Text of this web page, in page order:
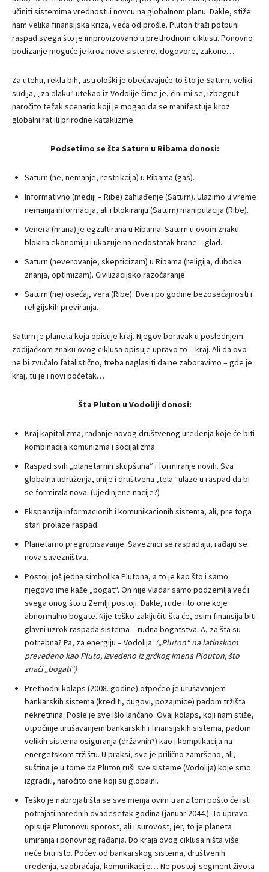
učiniti sistemima vrednosti i novcu na globalnom planu. Dakle, stiže
nam velika finansijska kriza, veća od prošle. Pluton traži potpuni
raspad svega što je improvizovano u prethodnom ciklusu. Ponovno
podizanje moguće je kroz nove sisteme, dogovore, zakone…
Za utehu, rekla bih, astrološki je obećavajuće to što je Saturn, veliki
sudija, „za dlaku“ utekao iz Vodolije čime je, čini mi se, izbegnut
naročito težak scenario koji je mogao da se manifestuje kroz
globalni rat ili prirodne kataklizme.
Podsetimo se šta Saturn u Ribama donosi:
Saturn (ne, nemanje, restrikcija) u Ribama (gas).
Informativno (mediji – Ribe) zahlađenje (Saturn). Ulazimo u vreme
nemanja informacija, ali i blokiranju (Saturn) manipulacija (Ribe).
Venera (hrana) je egzaltirana u Ribama. Saturn u ovom znaku
blokira ekonomiju i ukazuje na nedostatak hrane – glad.
Saturn (neverovanje, skepticizam) u Ribama (religija, duboka
znanja, optimizam). Civilizacijsko razočaranje.
Saturn (ne) osećaj, vera (Ribe). Dve i po godine bezosećajnosti i
religijskih previranja.
Saturn je planeta koja opisuje kraj. Njegov boravak u poslednjem
zodijačkom znaku ovog ciklusa opisuje upravo to – kraj. Ali da ovo
ne bi zvučalo fatalistično, treba naglasiti da ne zaboravimo – gde je
kraj, tu je i novi početak…
Šta Pluton u Vodoliji donosi:
Kraj kapitalizma, rađanje novog društvenog uređenja koje će biti
kombinacija komunizma i socijalizma.
Raspad svih „planetarnih skupština“ i formiranje novih. Sva
globalna udruženja, unije i društvena „tela“ ulaze u raspad da bi
se formirala nova. (Ujedinjene nacije?)
Ekspanzija informacionih i komunikacionih sistema, ali, pre toga
stari prolaze raspad.
Planetarno pregrupisavanje. Saveznici se raspadaju, rađaju se
nova savezništva.
Postoji još jedna simbolika Plutona, a to je kao što i samo
njegovo ime kaže „bogat“. On nije vladar samo podzemlja već i
svega onog što u Zemlji postoji. Dakle, rude i to one koje
abnormalno bogate. Nije teško zaključiti šta će, osim finansija biti
glavni uzrok raspada sistema – rudna bogatstva. A, za šta su
potrebna? Pa, za energiju – Vodolija. („Pluton“ na latinskom
prevedeno kao Pluto, izvedeno iz grčkog imena Plouton, što
znači „bogati“)
Prethodni kolaps (2008. godine) otpočeo je urušavanjem
bankarskih sistema (krediti, dugovi, pozajmice) padom tržišta
nekretnina. Posle je sve išlo lančano. Ovaj kolaps, koji nam stiže,
otpočinje urušavanjem bankarskih i finansijskih sistema, padom
velikih sistema osiguranja (državnih?) kao i komplikacija na
energetskom tržištu. U praksi, sve je prilično zamršeno, ali,
suština je u tome da Pluton ruši sve sisteme (Vodolija) koje smo
izgradili, naročito one koji su globalni.
Teško je nabrojati šta se sve menja ovim tranzitom pošto će isti
potrajati narednih dvadesetak godina (januar 2044.). To upravo
opisuje Plutonovu sporost, ali i surovost, jer, to je planeta
umiranja i ponovnog rađanja. Do kraja ovog ciklusa ništa više
neće biti isto. Počev od bankarskog sistema, društvenih
uređenja, saobraćaja, komunikacije… Ne postoji segment života